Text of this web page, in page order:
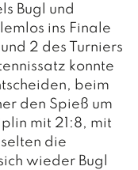
Bugl und
ins Finale
2 des Turniers
konnte
beim
den Spieß um
mit 21:8, mit
die
wieder Bugl